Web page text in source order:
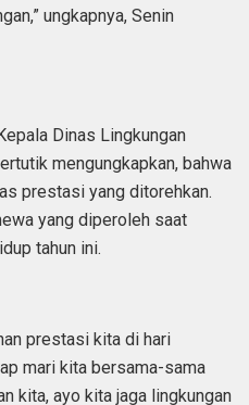
ungkapnya, Senin
Dinas Lingkungan
mengungkapkan, bahwa
prestasi yang ditorehkan.
yang diperoleh saat
tahun ini.
prestasi kita di hari
mari kita bersama-sama
kita, ayo kita jaga lingkungan